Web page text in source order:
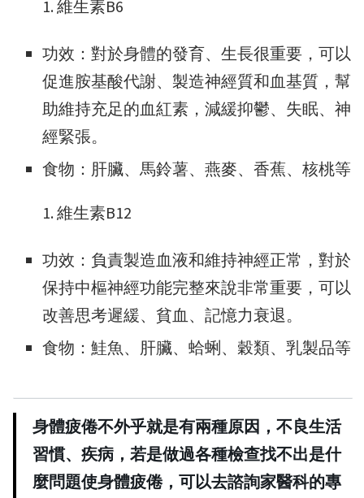
維生素B6
功效：對於身體的發育、生長很重要，可以
促進胺基酸代謝、製造神經質和血基質，幫
助維持充足的血紅素，減緩抑鬱、失眠、神
經緊張。
食物：肝臟、馬鈴薯、燕麥、香蕉、核桃等
維生素B12
功效：負責製造血液和維持神經正常，對於
保持中樞神經功能完整來說非常重要，可以
改善思考遲緩、貧血、記憶力衰退。
食物：鮭魚、肝臟、蛤蜊、穀類、乳製品等
身體疲倦不外乎就是有兩種原因，不良生活
習慣、疾病，若是做過各種檢查找不出是什
麼問題使身體疲倦，可以去諮詢家醫科的專